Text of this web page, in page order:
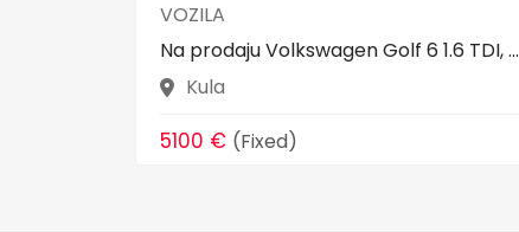
VOZILA
Na prodaju Volkswagen Golf 6 1.6 TDI, ...
Kula
5100 € (Fixed)